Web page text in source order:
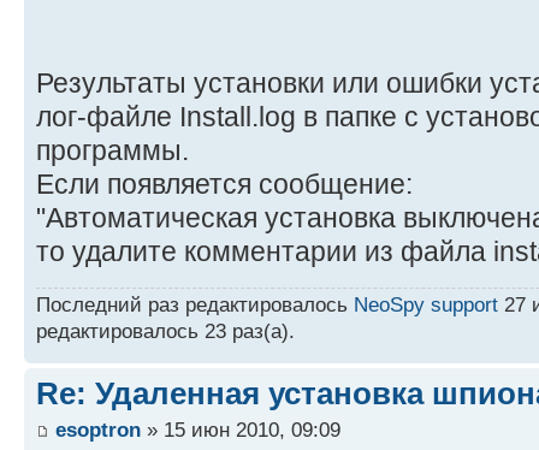
Результаты установки или ошибки
лог-файле Install.log в папке с
программы.
Если появляется сообщение:
"Автоматическая установка
то удалите комментарии из файла
Последний раз редактировалось NeoSpy support 27
редактировалось 23 раз(а).
Re: Удаленная установка
esoptron » 15 июн 2010, 09:09